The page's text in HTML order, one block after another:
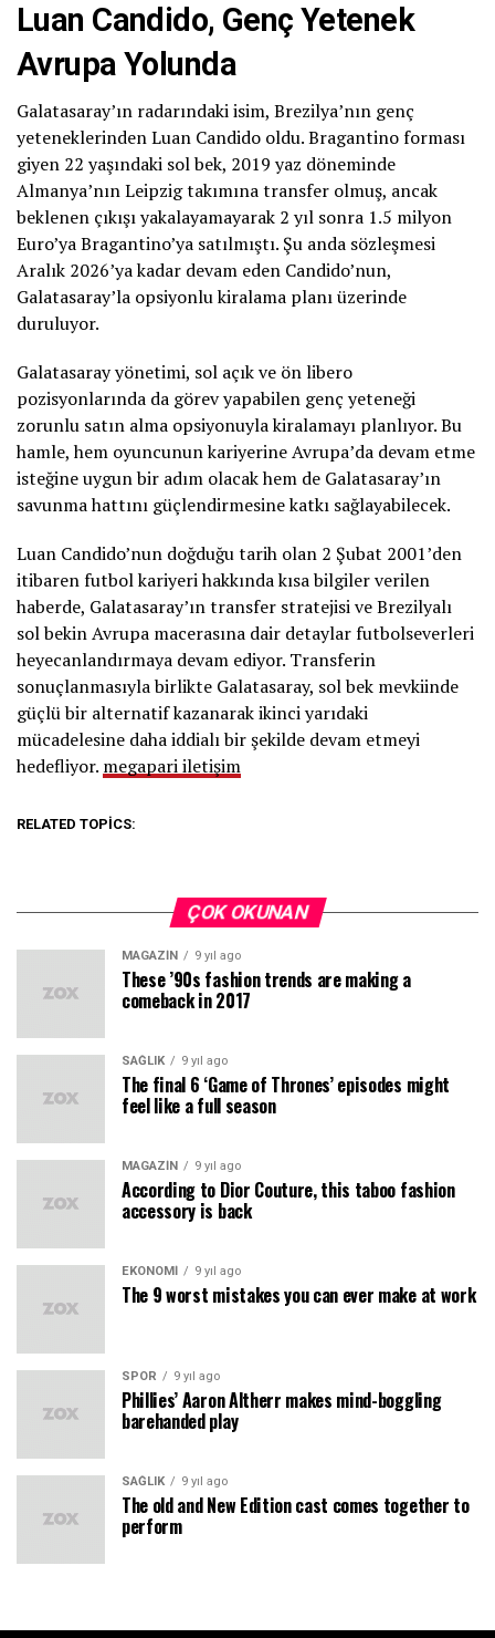
Luan Candido, Genç Yetenek
Avrupa Yolunda
Galatasaray’ın radarındaki isim, Brezilya’nın genç
yeteneklerinden Luan Candido oldu. Bragantino forması
giyen 22 yaşındaki sol bek, 2019 yaz döneminde
Almanya’nın Leipzig takımına transfer olmuş, ancak
beklenen çıkışı yakalayamayarak 2 yıl sonra 1.5 milyon
Euro’ya Bragantino’ya satılmıştı. Şu anda sözleşmesi
Aralık 2026’ya kadar devam eden Candido’nun,
Galatasaray’la opsiyonlu kiralama planı üzerinde
duruluyor.
Galatasaray yönetimi, sol açık ve ön libero
pozisyonlarında da görev yapabilen genç yeteneği
zorunlu satın alma opsiyonuyla kiralamayı planlıyor. Bu
hamle, hem oyuncunun kariyerine Avrupa’da devam etme
isteğine uygun bir adım olacak hem de Galatasaray’ın
savunma hattını güçlendirmesine katkı sağlayabilecek.
Luan Candido’nun doğduğu tarih olan 2 Şubat 2001’den
itibaren futbol kariyeri hakkında kısa bilgiler verilen
haberde, Galatasaray’ın transfer stratejisi ve Brezilyalı
sol bekin Avrupa macerasına dair detaylar futbolseverleri
heyecanlandırmaya devam ediyor. Transferin
sonuçlanmasıyla birlikte Galatasaray, sol bek mevkiinde
güçlü bir alternatif kazanarak ikinci yarıdaki
mücadelesine daha iddialı bir şekilde devam etmeyi
hedefliyor. megapari iletişim
RELATED TOPICS:
ÇOK OKUNAN
MAGAZIN 9 yıl ago
These ’90s fashion trends are making a
comeback in 2017
SAĞLIK 9 yıl ago
The final 6 ‘Game of Thrones’ episodes might
feel like a full season
MAGAZIN 9 yıl ago
According to Dior Couture, this taboo fashion
accessory is back
EKONOMI 9 yıl ago
The 9 worst mistakes you can ever make at work
SPOR 9 yıl ago
Phillies’ Aaron Altherr makes mind-boggling
barehanded play
SAĞLIK 9 yıl ago
The old and New Edition cast comes together to
perform